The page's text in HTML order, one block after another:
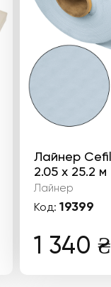
Лайнер
2.05 х 25.2 м
Лайнер
Код: 19399
1 340 ₴